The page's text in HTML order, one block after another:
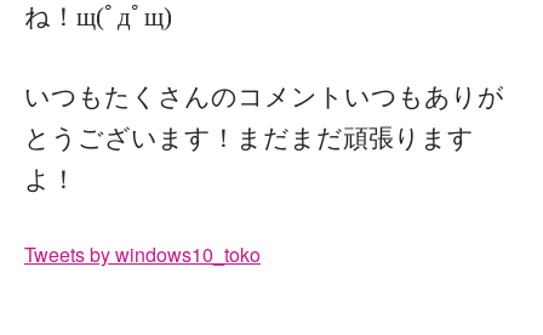
ね！щ(ﾟдﾟщ)
いつもたくさんのコメントいつもありが
とうございます！まだまだ頑張ります
よ！
Tweets by windows10_toko